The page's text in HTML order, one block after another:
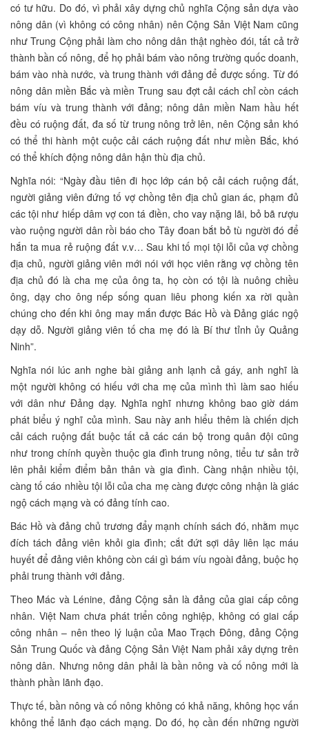
có tư hữu. Do đó, vì phải xây dựng chủ nghĩa Cộng sản dựa vào
nông dân (vì không có công nhân) nên Cộng Sản Việt Nam cũng
như Trung Cộng phải làm cho nông dân thật nghèo đói, tất cả trở
thành bần cố nông, để họ phải bám vào nông trường quốc doanh,
bám vào nhà nước, và trung thành với đảng để được sống. Từ đó
nông dân miền Bắc và miền Trung sau đợt cải cách chỉ còn cách
bám víu và trung thành với đảng; nông dân miền Nam hầu hết
đều có ruộng đất, đa số từ trung nông trở lên, nên Cộng sản khó
có thể thi hành một cuộc cải cách ruộng đất như miền Bắc, khó
có thể khích động nông dân hận thù địa chủ.
Nghĩa nói: “Ngày đầu tiên đi học lớp cán bộ cải cách ruộng đất,
người giảng viên đứng tố vợ chồng tên địa chủ gian ác, phạm đủ
các tội như hiếp dâm vợ con tá điền, cho vay nặng lãi, bỏ bã rượu
vào ruộng người dân rồi báo cho Tây đoan bắt bỏ tù người đó để
hắn ta mua rẻ ruộng đất v.v… Sau khi tố mọi tội lỗi của vợ chồng
địa chủ, người giảng viên mới nói với học viên rằng vợ chồng tên
địa chủ đó là cha mẹ của ông ta, họ còn có tội là nuông chiều
ông, dạy cho ông nếp sống quan liêu phong kiến xa rời quần
chúng cho đến khi ông may mắn được Bác Hồ và Đảng giác ngộ
dạy dỗ. Người giảng viên tố cha mẹ đó là Bí thư tỉnh ủy Quảng
Ninh”.
Nghĩa nói lúc anh nghe bài giảng anh lạnh cả gáy, anh nghĩ là
một người không có hiếu với cha mẹ của mình thì làm sao hiếu
với dân như Đảng dạy. Nghĩa nghĩ nhưng không bao giờ dám
phát biểu ý nghĩ của mình. Sau này anh hiểu thêm là chiến dịch
cải cách ruộng đất buộc tất cả các cán bộ trong quân đội cũng
như trong chính quyền thuộc gia đình trung nông, tiểu tư sản trở
lên phải kiểm điểm bản thân và gia đình. Càng nhận nhiều tội,
càng tố cáo nhiều tội lỗi của cha mẹ càng được công nhận là giác
ngộ cách mạng và có đảng tính cao.
Bác Hồ và đảng chủ trương đẩy mạnh chính sách đó, nhằm mục
đích tách đảng viên khỏi gia đình; cắt đứt sợi dây liên lạc máu
huyết để đảng viên không còn cái gì bám víu ngoài đảng, buộc họ
phải trung thành với đảng.
Theo Mác và Lénine, đảng Cộng sản là đảng của giai cấp công
nhân. Việt Nam chưa phát triển công nghiệp, không có giai cấp
công nhân – nên theo lý luận của Mao Trạch Đông, đảng Cộng
Sản Trung Quốc và đảng Cộng Sản Việt Nam phải xây dựng trên
nông dân. Nhưng nông dân phải là bần nông và cố nông mới là
thành phần lãnh đạo.
Thực tế, bần nông và cố nông không có khả năng, không học vấn
không thể lãnh đạo cách mạng. Do đó, họ cần đến những người